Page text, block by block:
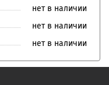
нет в наличии
нет в наличии
нет в наличии